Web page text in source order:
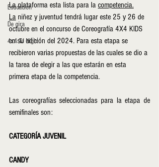
Educación
De gira
4x4 TJ Night
La plataforma esta lista para la competencia.
La niñez y juventud tendrá lugar este 25 y 26 de
octubre en el concurso de Coreografía 4X4 KIDS
en su edición del 2024. Para esta etapa se
recibieron varias propuestas de las cuales se dio a
la tarea de elegir a las que estarán en esta
primera etapa de la competencia.
Las coreografías seleccionadas para la etapa de
semifinales son:
CATEGORÍA JUVENIL
CANDY